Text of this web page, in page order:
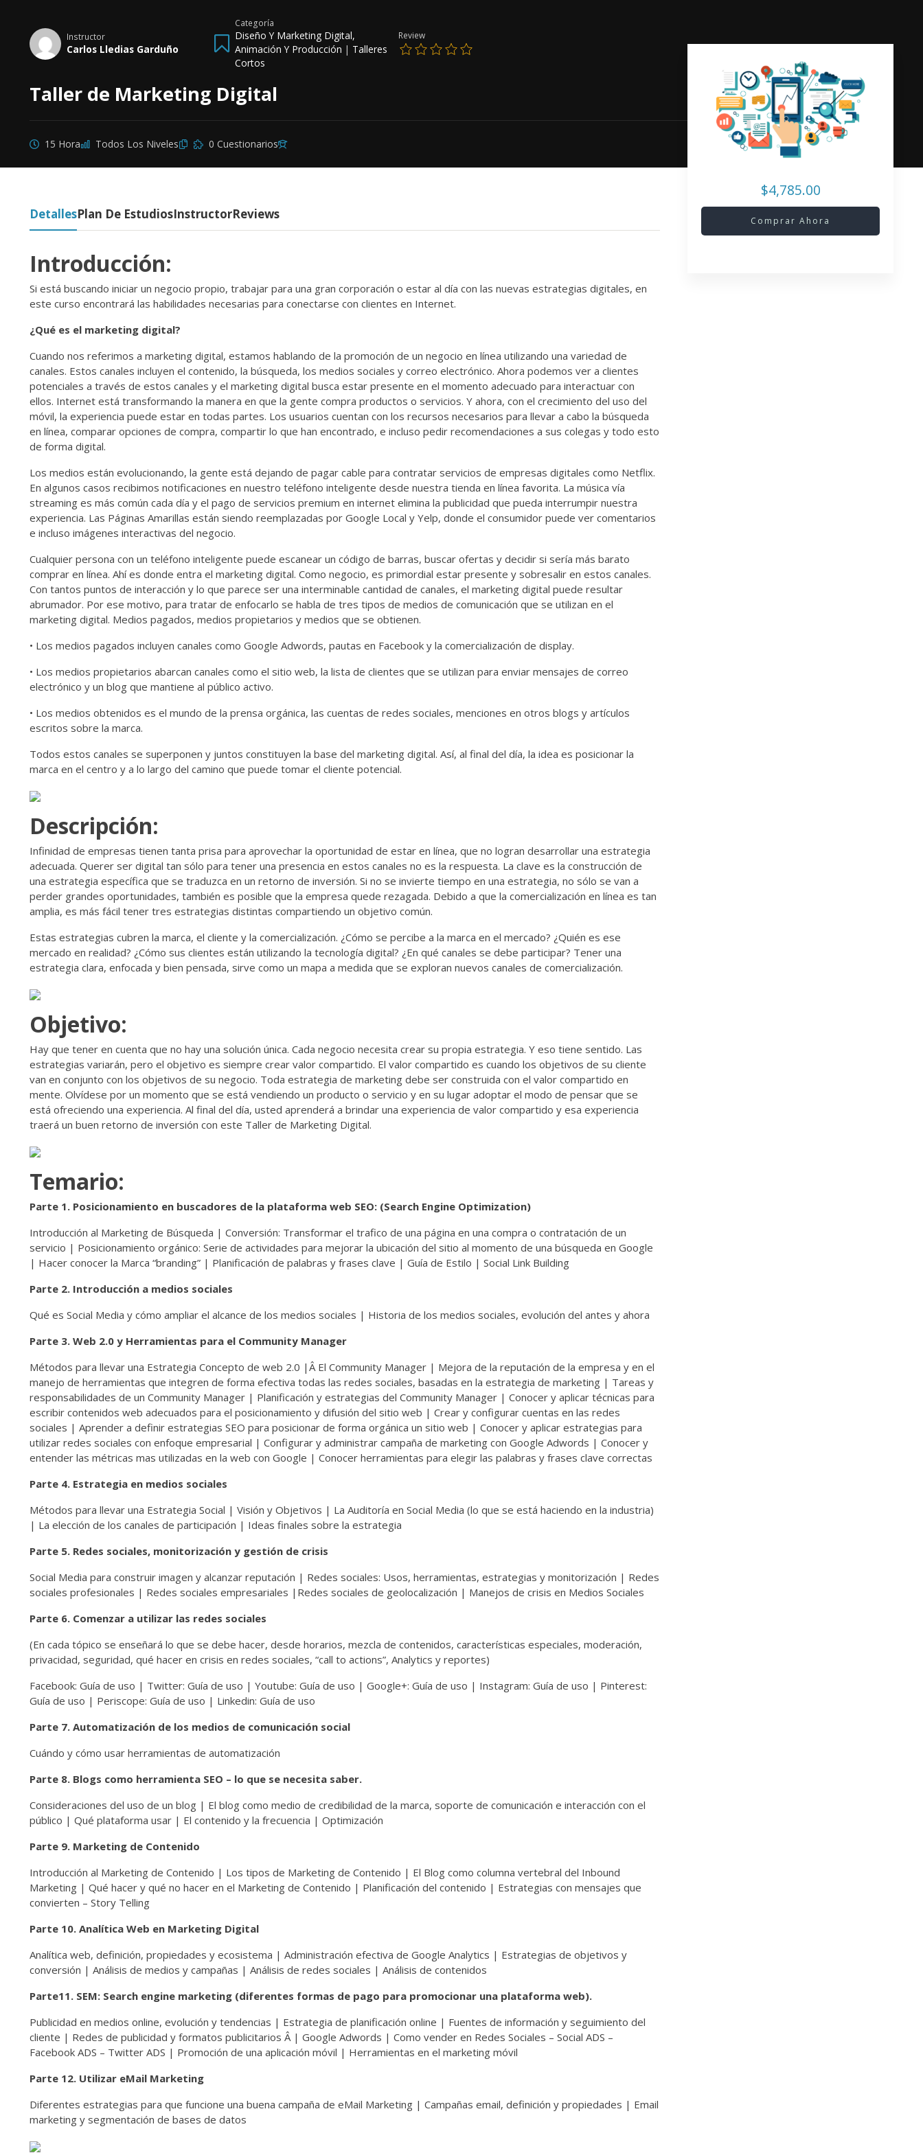
Instructor
Carlos Lledias Garduño
Categoría
Diseño Y Marketing Digital,
Animación Y Producción | Talleres
Cortos
Review
Taller de Marketing Digital
15 Hora Todos Los Niveles 0 Cuestionarios
DetallesPlan De EstudiosInstructorReviews
Introducción:
Si está buscando iniciar un negocio propio, trabajar para una gran corporación o estar al día con las nuevas estrategias digitales, en
este curso encontrará las habilidades necesarias para conectarse con clientes en Internet.
¿Qué es el marketing digital?
Cuando nos referimos a marketing digital, estamos hablando de la promoción de un negocio en línea utilizando una variedad de
canales. Estos canales incluyen el contenido, la búsqueda, los medios sociales y correo electrónico. Ahora podemos ver a clientes
potenciales a través de estos canales y el marketing digital busca estar presente en el momento adecuado para interactuar con
ellos. Internet está transformando la manera en que la gente compra productos o servicios. Y ahora, con el crecimiento del uso del
móvil, la experiencia puede estar en todas partes. Los usuarios cuentan con los recursos necesarios para llevar a cabo la búsqueda
en línea, comparar opciones de compra, compartir lo que han encontrado, e incluso pedir recomendaciones a sus colegas y todo esto
de forma digital.
Los medios están evolucionando, la gente está dejando de pagar cable para contratar servicios de empresas digitales como Netflix.
En algunos casos recibimos notificaciones en nuestro teléfono inteligente desde nuestra tienda en línea favorita. La música vía
streaming es más común cada día y el pago de servicios premium en internet elimina la publicidad que pueda interrumpir nuestra
experiencia. Las Páginas Amarillas están siendo reemplazadas por Google Local y Yelp, donde el consumidor puede ver comentarios
e incluso imágenes interactivas del negocio.
Cualquier persona con un teléfono inteligente puede escanear un código de barras, buscar ofertas y decidir si sería más barato
comprar en línea. Ahí es donde entra el marketing digital. Como negocio, es primordial estar presente y sobresalir en estos canales.
Con tantos puntos de interacción y lo que parece ser una interminable cantidad de canales, el marketing digital puede resultar
abrumador. Por ese motivo, para tratar de enfocarlo se habla de tres tipos de medios de comunicación que se utilizan en el
marketing digital. Medios pagados, medios propietarios y medios que se obtienen.
• Los medios pagados incluyen canales como Google Adwords, pautas en Facebook y la comercialización de display.
• Los medios propietarios abarcan canales como el sitio web, la lista de clientes que se utilizan para enviar mensajes de correo
electrónico y un blog que mantiene al público activo.
• Los medios obtenidos es el mundo de la prensa orgánica, las cuentas de redes sociales, menciones en otros blogs y artículos
escritos sobre la marca.
Todos estos canales se superponen y juntos constituyen la base del marketing digital. Así, al final del día, la idea es posicionar la
marca en el centro y a lo largo del camino que puede tomar el cliente potencial.
Descripción:
Infinidad de empresas tienen tanta prisa para aprovechar la oportunidad de estar en línea, que no logran desarrollar una estrategia
adecuada. Querer ser digital tan sólo para tener una presencia en estos canales no es la respuesta. La clave es la construcción de
una estrategia específica que se traduzca en un retorno de inversión. Si no se invierte tiempo en una estrategia, no sólo se van a
perder grandes oportunidades, también es posible que la empresa quede rezagada. Debido a que la comercialización en línea es tan
amplia, es más fácil tener tres estrategias distintas compartiendo un objetivo común.
Estas estrategias cubren la marca, el cliente y la comercialización. ¿Cómo se percibe a la marca en el mercado? ¿Quién es ese
mercado en realidad? ¿Cómo sus clientes están utilizando la tecnología digital? ¿En qué canales se debe participar? Tener una
estrategia clara, enfocada y bien pensada, sirve como un mapa a medida que se exploran nuevos canales de comercialización.
Objetivo:
Hay que tener en cuenta que no hay una solución única. Cada negocio necesita crear su propia estrategia. Y eso tiene sentido. Las
estrategias variarán, pero el objetivo es siempre crear valor compartido. El valor compartido es cuando los objetivos de su cliente
van en conjunto con los objetivos de su negocio. Toda estrategia de marketing debe ser construida con el valor compartido en
mente. Olvídese por un momento que se está vendiendo un producto o servicio y en su lugar adoptar el modo de pensar que se
está ofreciendo una experiencia. Al final del día, usted aprenderá a brindar una experiencia de valor compartido y esa experiencia
traerá un buen retorno de inversión con este Taller de Marketing Digital.
Temario:
Parte 1. Posicionamiento en buscadores de la plataforma web SEO: (Search Engine Optimization)
Introducción al Marketing de Búsqueda | Conversión: Transformar el trafico de una página en una compra o contratación de un
servicio | Posicionamiento orgánico: Serie de actividades para mejorar la ubicación del sitio al momento de una búsqueda en Google
| Hacer conocer la Marca “branding” | Planificación de palabras y frases clave | Guía de Estilo | Social Link Building
Parte 2. Introducción a medios sociales
Qué es Social Media y cómo ampliar el alcance de los medios sociales | Historia de los medios sociales, evolución del antes y ahora
Parte 3. Web 2.0 y Herramientas para el Community Manager
Métodos para llevar una Estrategia Concepto de web 2.0 |Â El Community Manager | Mejora de la reputación de la empresa y en el
manejo de herramientas que integren de forma efectiva todas las redes sociales, basadas en la estrategia de marketing | Tareas y
responsabilidades de un Community Manager | Planificación y estrategias del Community Manager | Conocer y aplicar técnicas para
escribir contenidos web adecuados para el posicionamiento y difusión del sitio web | Crear y configurar cuentas en las redes
sociales | Aprender a definir estrategias SEO para posicionar de forma orgánica un sitio web | Conocer y aplicar estrategias para
utilizar redes sociales con enfoque empresarial | Configurar y administrar campaña de marketing con Google Adwords | Conocer y
entender las métricas mas utilizadas en la web con Google | Conocer herramientas para elegir las palabras y frases clave correctas
Parte 4. Estrategia en medios sociales
Métodos para llevar una Estrategia Social | Visión y Objetivos | La Auditoría en Social Media (lo que se está haciendo en la industria)
| La elección de los canales de participación | Ideas finales sobre la estrategia
Parte 5. Redes sociales, monitorización y gestión de crisis
Social Media para construir imagen y alcanzar reputación | Redes sociales: Usos, herramientas, estrategias y monitorización | Redes
sociales profesionales | Redes sociales empresariales |Redes sociales de geolocalización | Manejos de crisis en Medios Sociales
Parte 6. Comenzar a utilizar las redes sociales
(En cada tópico se enseñará lo que se debe hacer, desde horarios, mezcla de contenidos, características especiales, moderación,
privacidad, seguridad, qué hacer en crisis en redes sociales, “call to actions”, Analytics y reportes)
Facebook: Guía de uso | Twitter: Guía de uso | Youtube: Guía de uso | Google+: Guía de uso | Instagram: Guía de uso | Pinterest:
Guía de uso | Periscope: Guía de uso | Linkedin: Guía de uso
Parte 7. Automatización de los medios de comunicación social
Cuándo y cómo usar herramientas de automatización
Parte 8. Blogs como herramienta SEO – lo que se necesita saber.
Consideraciones del uso de un blog | El blog como medio de credibilidad de la marca, soporte de comunicación e interacción con el
público | Qué plataforma usar | El contenido y la frecuencia | Optimización
Parte 9. Marketing de Contenido
Introducción al Marketing de Contenido | Los tipos de Marketing de Contenido | El Blog como columna vertebral del Inbound
Marketing | Qué hacer y qué no hacer en el Marketing de Contenido | Planificación del contenido | Estrategias con mensajes que
convierten – Story Telling
Parte 10. Analítica Web en Marketing Digital
Analítica web, definición, propiedades y ecosistema | Administración efectiva de Google Analytics | Estrategias de objetivos y
conversión | Análisis de medios y campañas | Análisis de redes sociales | Análisis de contenidos
Parte11. SEM: Search engine marketing (diferentes formas de pago para promocionar una plataforma web).
Publicidad en medios online, evolución y tendencias | Estrategia de planificación online | Fuentes de información y seguimiento del
cliente | Redes de publicidad y formatos publicitarios Â | Google Adwords | Como vender en Redes Sociales – Social ADS –
Facebook ADS – Twitter ADS | Promoción de una aplicación móvil | Herramientas en el marketing móvil
Parte 12. Utilizar eMail Marketing
Diferentes estrategias para que funcione una buena campaña de eMail Marketing | Campañas email, definición y propiedades | Email
marketing y segmentación de bases de datos
$4,785.00
Comprar Ahora